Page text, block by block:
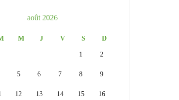
août 2026
M J V S D
1 2
5 6 7 8 9
12 13 14 15 16